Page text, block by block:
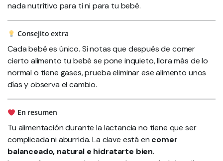
nada nutritivo para ti ni para tu bebé.
Consejito extra
Cada bebé es único. Si notas que después de comer
cierto alimento tu bebé se pone inquieto, llora más de lo
normal o tiene gases, prueba eliminar ese alimento unos
días y observa el cambio.
En resumen
Tu alimentación durante la lactancia no tiene que ser
complicada ni aburrida. La clave está en comer
balanceado, natural e hidratarte bien.